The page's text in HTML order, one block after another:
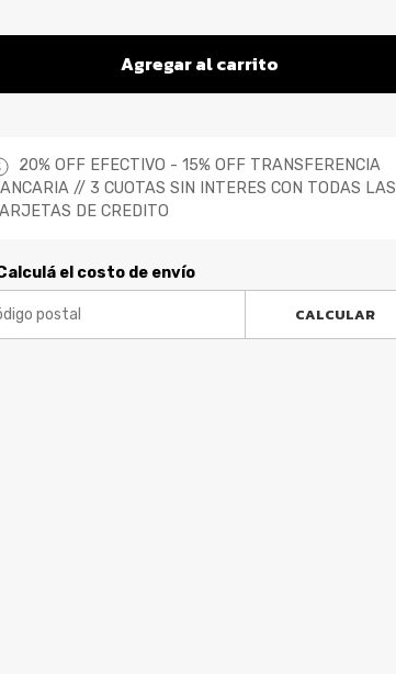
Agregar al carrito
20% OFF EFECTIVO - 15% OFF TRANSFERENCIA
// 3 CUOTAS SIN INTERES CON TODAS LAS
DE CREDITO
el costo de envío
CALCULAR